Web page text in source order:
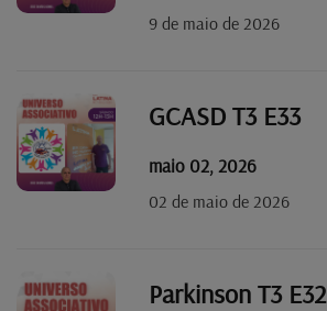
9 de maio de 2026
GCASD T3 E33
maio 02, 2026
02 de maio de 2026
Parkinson T3 E32